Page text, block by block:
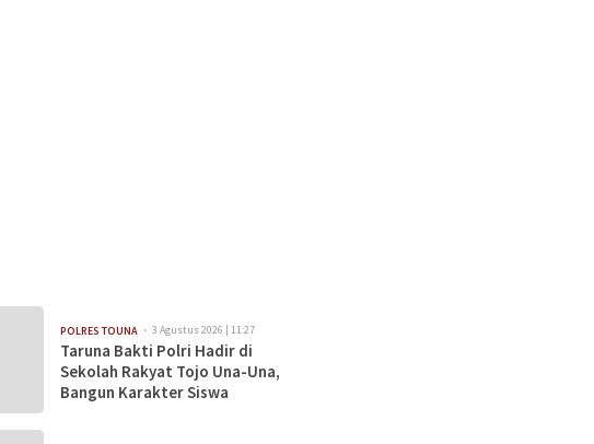
POLRES TOUNA 3 Agustus 2026 | 11:27
Taruna Bakti Polri Hadir di
Sekolah Rakyat Tojo Una-Una,
Bangun Karakter Siswa